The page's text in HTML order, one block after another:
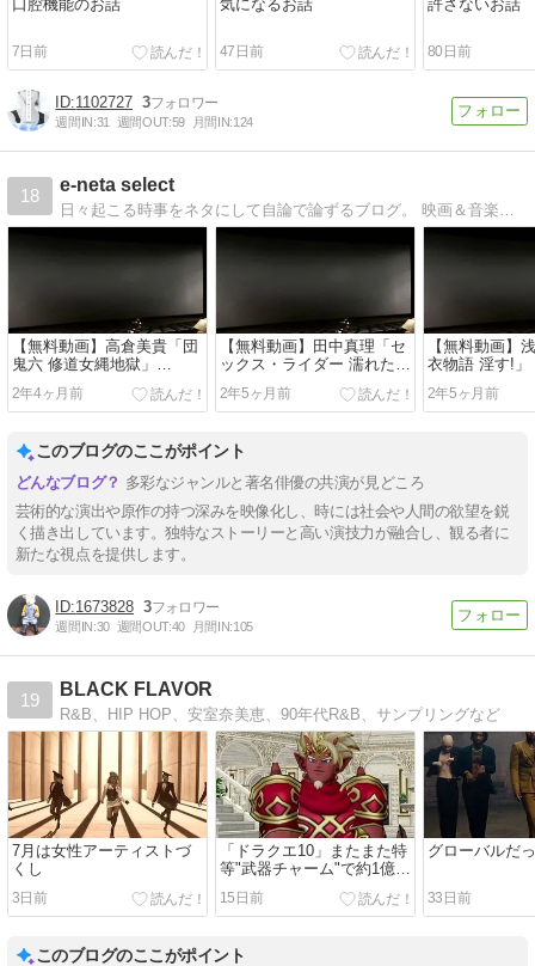
口腔機能のお話
7日前
気になるお話
47日前
許さないお話
80日前
1102727 3
週間IN:31 週間OUT:59 月間IN:124
18
e-neta select
日々起こる時事をネタにして自論で論ずるブログ。 映画＆音楽などエンタメ系＆無料動画サイトからお宝動画発掘して発信します。
【無料動画】高倉美貴「団
鬼六 修道女縄地獄」
（1984）R18+
2年4ヶ月前
【無料動画】田中真理「セ
ックス・ライダー 濡れたハ
イウェイ」（1971）R18+
2年5ヶ月前
【無料動画】
衣物語 淫す!」
R18+
2年5ヶ月前
このブログのここがポイント
多彩なジャンルと著名俳優の共演が見どころ
芸術的な演出や原作の持つ深みを映像化し、時には社会や人間の欲望を鋭
く描き出しています。独特なストーリーと高い演技力が融合し、観る者に
新たな視点を提供します。
1673828 3
週間IN:30 週間OUT:40 月間IN:105
19
BLACK FLAVOR
R&B、HIP HOP、安室奈美恵、90年代R&B、サンプリングなど
7月は女性アーティストづ
くし
3日前
「ドラクエ10」またまた特
等"武器チャーム"で約1億
9000万Gゲット！「おでか
け便利ツールふくびき」
15日前
グローバルだ
33日前
このブログのここがポイント